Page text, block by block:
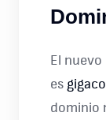
El
es
dominio